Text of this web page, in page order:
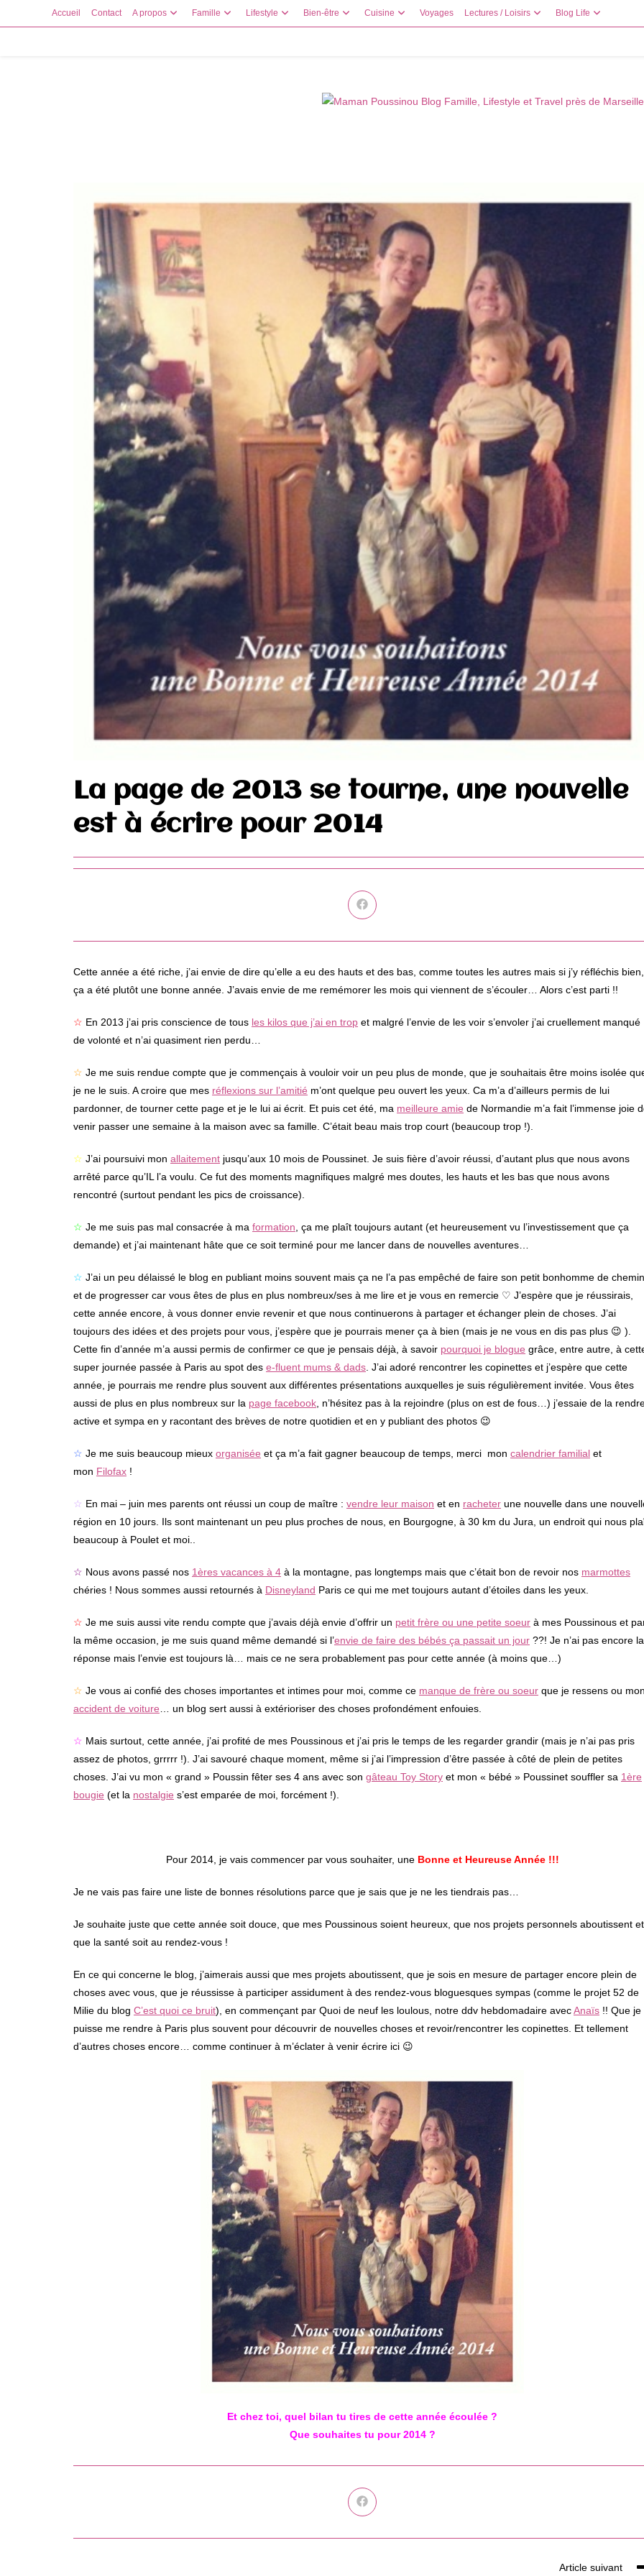
to
Accueil Contact A propos Famille Lifestyle Bien-être Cuisine Voyages Lectures / Loisirs Blog Life
La page de 2013 se tourne, une nouvelle
est à écrire pour 2014
Ouvrir
dans
autre
Cette année a été riche, j’ai envie de dire qu’elle a eu des hauts et des bas, comme toutes les autres mais si j’y réfléchis bien,
ça a été plutôt une bonne année. J’avais envie de me remémorer les mois qui viennent de s’écouler… Alors c’est parti !!
☆ En 2013 j’ai pris conscience de tous les kilos que j’ai en trop et malgré l’envie de les voir s’envoler j’ai cruellement manqué
de volonté et n’ai quasiment rien perdu…
☆ Je me suis rendue compte que je commençais à vouloir voir un peu plus de monde, que je souhaitais être moins isolée
je ne le suis. A croire que mes réflexions sur l’amitié m’ont quelque peu ouvert les yeux. Ca m’a d’ailleurs permis de lui
pardonner, de tourner cette page et je le lui ai écrit. Et puis cet été, ma meilleure amie de Normandie m’a fait l’immense joie
venir passer une semaine à la maison avec sa famille. C’était beau mais trop court (beaucoup trop !).
☆ J’ai poursuivi mon allaitement jusqu’aux 10 mois de Poussinet. Je suis fière d’avoir réussi, d’autant plus que nous avons
arrêté parce qu’IL l’a voulu. Ce fut des moments magnifiques malgré mes doutes, les hauts et les bas que nous avons
rencontré (surtout pendant les pics de croissance).
☆ Je me suis pas mal consacrée à ma formation , ça me plaît toujours autant (et heureusement vu l’investissement que ça
demande) et j’ai maintenant hâte que ce soit terminé pour me lancer dans de nouvelles aventures…
☆ J’ai un peu délaissé le blog en publiant moins souvent mais ça ne l’a pas empêché de faire son petit bonhomme de chemin
et de progresser car vous êtes de plus en plus nombreux/ses à me lire et je vous en remercie ♡ J’espère que je réussirais,
cette année encore, à vous donner envie revenir et que nous continuerons à partager et échanger plein de choses. J’ai
toujours des idées et des projets pour vous, j’espère que je pourrais mener ça à bien (mais je ne vous en dis pas plus 😉 ).
Cette fin d’année m’a aussi permis de confirmer ce que je pensais déjà, à savoir pourquoi je blogue grâce, entre autre, à
super journée passée à Paris au spot des e-fluent mums & dads . J’ai adoré rencontrer les copinettes et j’espère que cette
année, je pourrais me rendre plus souvent aux différentes présentations auxquelles je suis régulièrement invitée. Vous êtes
aussi de plus en plus nombreux sur la page facebook , n’hésitez pas à la rejoindre (plus on est de fous…) j’essaie de la
active et sympa en y racontant des brèves de notre quotidien et en y publiant des photos 😉
☆ Je me suis beaucoup mieux organisée et ça m’a fait gagner beaucoup de temps, merci mon calendrier familial et
mon Filofax !
☆ En mai – juin mes parents ont réussi un coup de maître : vendre leur maison et en racheter une nouvelle dans une
région en 10 jours. Ils sont maintenant un peu plus proches de nous, en Bourgogne, à 30 km du Jura, un endroit qui nous
beaucoup à Poulet et moi..
☆ Nous avons passé nos 1ères vacances à 4 à la montagne, pas longtemps mais que c’était bon de revoir nos marmottes
chéries ! Nous sommes aussi retournés à Disneyland Paris ce qui me met toujours autant d’étoiles dans les yeux.
☆ Je me suis aussi vite rendu compte que j’avais déjà envie d’offrir un petit frère ou une petite soeur à mes Poussinous et
la même occasion, je me suis quand même demandé si l’envie de faire des bébés ça passait un jour ??! Je n’ai pas encore la
réponse mais l’envie est toujours là… mais ce ne sera probablement pas pour cette année (à moins que…)
☆ Je vous ai confié des choses importantes et intimes pour moi, comme ce manque de frère ou soeur que je ressens ou mon
accident de voiture … un blog sert aussi à extérioriser des choses profondément enfouies.
☆ Mais surtout, cette année, j’ai profité de mes Poussinous et j’ai pris le temps de les regarder grandir (mais je n’ai pas pris
assez de photos, grrrrr !). J’ai savouré chaque moment, même si j’ai l’impression d’être passée à côté de plein de petites
choses. J’ai vu mon « grand » Poussin fêter ses 4 ans avec son gâteau Toy Story et mon « bébé » Poussinet souffler sa 1ère
bougie (et la nostalgie s’est emparée de moi, forcément !).
Pour 2014, je vais commencer par vous souhaiter, une Bonne et Heureuse Année !!!
Je ne vais pas faire une liste de bonnes résolutions parce que je sais que je ne les tiendrais pas…
Je souhaite juste que cette année soit douce, que mes Poussinous soient heureux, que nos projets personnels aboutissent et
que la santé soit au rendez-vous !
En ce qui concerne le blog, j’aimerais aussi que mes projets aboutissent, que je sois en mesure de partager encore plein de
choses avec vous, que je réussisse à participer assidument à des rendez-vous bloguesques sympas (comme le projet 52 de
Milie du blog C’est quoi ce bruit), en commençant par Quoi de neuf les loulous, notre ddv hebdomadaire avecAnaïs !! Que je
puisse me rendre à Paris plus souvent pour découvrir de nouvelles choses et revoir/rencontrer les copinettes. Et tellement
d’autres choses encore… comme continuer à m’éclater à venir écrire ici 😉
Et chez toi, quel bilan tu tires de cette année écoulée ?
Que souhaites tu pour 2014 ?
Ouvrir
dans
autre
Article suivant